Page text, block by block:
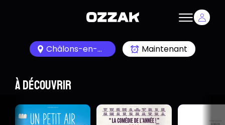
Châlons-en-Champagne 51000 Maintenant
À découvrir